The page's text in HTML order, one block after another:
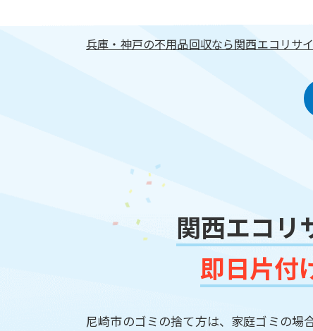
兵庫・神戸の不用品回収なら関西エコリサ
関西エコリ
即日片付
尼崎市のゴミの捨て方は、家庭ゴミの場